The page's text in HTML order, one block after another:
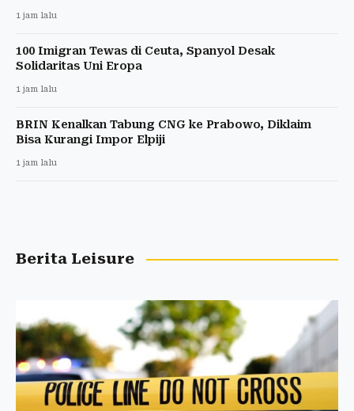
1 jam lalu
100 Imigran Tewas di Ceuta, Spanyol Desak
Solidaritas Uni Eropa
1 jam lalu
BRIN Kenalkan Tabung CNG ke Prabowo, Diklaim
Bisa Kurangi Impor Elpiji
1 jam lalu
Berita Leisure